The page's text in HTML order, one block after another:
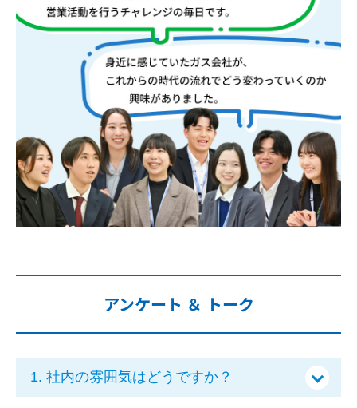
アンケート ＆ トーク
1. 社内の雰囲気はどうですか？